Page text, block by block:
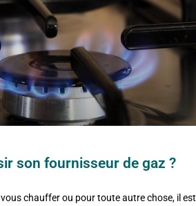
son fournisseur de gaz ?
chauffer ou pour toute autre chose, il est